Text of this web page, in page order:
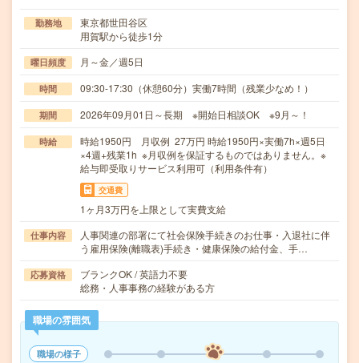
勤務地
東京都世田谷区
用賀駅から徒歩1分
曜日頻度 月～金／週5日
時間 09:30-17:30（休憩60分）実働7時間（残業少なめ！）
期間 2026年09月01日～長期 ※開始日相談OK ※9月～！
時給
時給1950円 月収例 27万円 時給1950円×実働7h×週5日
×4週+残業1h ※月収例を保証するものではありません。※
給与即受取りサービス利用可（利用条件有）
交通費
1ヶ月3万円を上限として実費支給
仕事内容
人事関連の部署にて社会保険手続きのお仕事・入退社に伴
う雇用保険(離職表)手続き・健康保険の給付金、手…
応募資格
ブランクOK / 英語力不要
総務・人事事務の経験がある方
職場の雰囲気
職場の様子